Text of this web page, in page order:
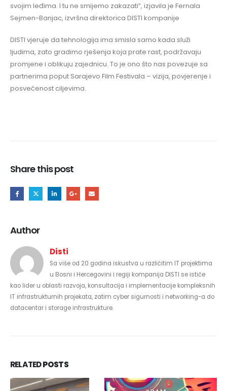
svojim leđima. I tu ne smijemo zakazati”, izjavila je Fernala
Sejmen-Banjac, izvršna direktorica DISTI kompanije
DISTI vjeruje da tehnologija ima smisla samo kada služi
ljudima, zato gradimo rješenja koja prate rast, podržavaju
promjene i oblikuju zajednicu. To je ono što nas povezuje sa
partnerima poput Sarajevo Film Festivala – vizija, povjerenje i
posvećenost ciljevima.
Share this post
Author
Disti
Sa više od 20 godina iskustva u različitim IT projektima
u Bosni i Hercegovini i regiji kompanija DISTI se ističe
kao lider u oblasti razvoja, konsultacija i implementacije kompleksnih
IT infrastrukturnih projekata, zatim cyber sigurnosti i networking-a do
datacentar i storage infrastrukture.
RELATEDPOSTS